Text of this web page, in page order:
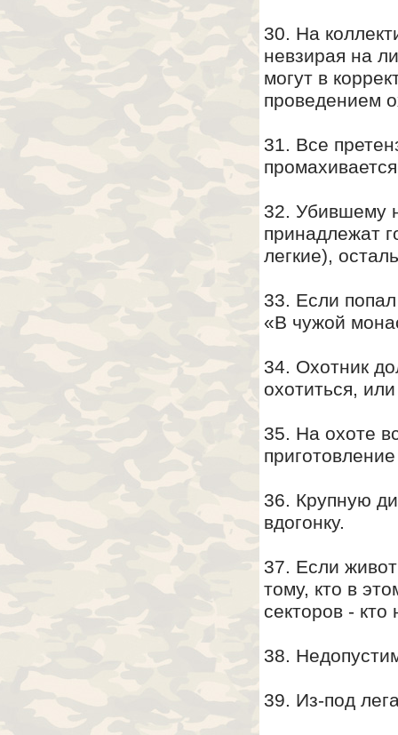
30. На
невзирая на
могут в
проведением
31. Все
32. Убившему
принадлежат
легкие),
33. Если
«В чужой
34. Охотник
охотиться,
35. На охоте
36. Крупную
вдогонку.
37. Если
тому, кто в
секторов -
38.
39. Из-под